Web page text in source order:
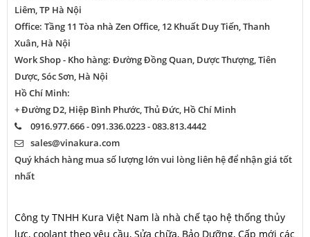
Liêm, TP Hà Nội
Office: Tầng 11 Tòa nhà Zen Office, 12 Khuất Duy Tiến, Thanh
Xuân, Hà Nội
Work Shop - Kho hàng: Đường Đồng Quan, Dược Thượng, Tiên
Dược, Sóc Sơn, Hà Nội
Hồ Chí Minh:
+ Đường D2, Hiệp Bình Phước, Thủ Đức, Hồ Chí Minh
0916.977.666 - 091.336.0223 - 083.813.4442
sales@vinakura.com
Quý khách hàng mua số lượng lớn vui lòng liên hệ để nhận giá tốt
nhất
Công ty TNHH Kura Việt Nam là nhà chế tạo hệ thống thủy
lực, coolant theo yêu cầu, Sửa chữa, Bảo Dưỡng, Cấp mới các